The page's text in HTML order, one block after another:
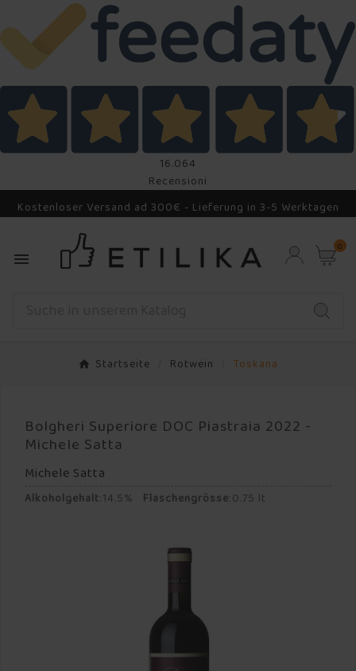
16.064
Recensioni
Kostenloser Versand ad 300€ - Lieferung in 3-5 Werktagen

0
Startseite Rotwein Toskana
Bolgheri Superiore DOC Piastraia 2022 -
Michele Satta
Michele Satta
Alkoholgehalt:14.5% Flaschengrösse:0.75 lt